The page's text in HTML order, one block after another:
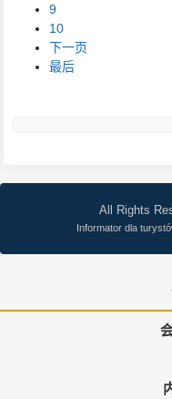
9
10
下一页
最后
All Rights
Informator dla